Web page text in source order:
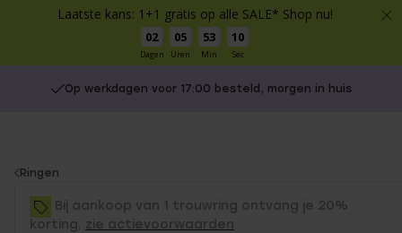
Laatste kans: 1+1 gratis op alle SALE* Shop nu!
02
Dagen
05
Uren
53
Min
10
Sec
Op werkdagen voor 17:00 besteld, morgen in huis
You
are
here:
Ringen
Bij aankoop van 1 trouwring ontvang je 20%
korting, zie actievoorwaarden